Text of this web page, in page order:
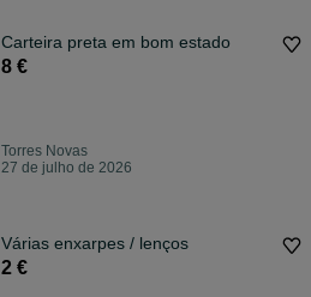
Carteira preta em bom estado
8 €
Torres Novas
27 de julho de 2026
Várias enxarpes / lenços
2 €